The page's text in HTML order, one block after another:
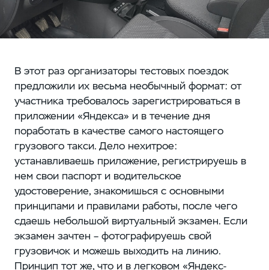
В этот раз организаторы тестовых поездок
предложили их весьма необычный формат: от
участника требовалось зарегистрироваться в
приложении «Яндекса» и в течение дня
поработать в качестве самого настоящего
грузового такси. Дело нехитрое:
устанавливаешь приложение, регистрируешь в
нем свои паспорт и водительское
удостоверение, знакомишься с основными
принципами и правилами работы, после чего
сдаешь небольшой виртуальный экзамен. Если
экзамен зачтен – фотографируешь свой
грузовичок и можешь выходить на линию.
Принцип тот же, что и в легковом «Яндекс-